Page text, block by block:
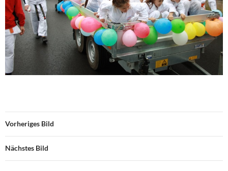
Vorheriges Bild
Nächstes Bild